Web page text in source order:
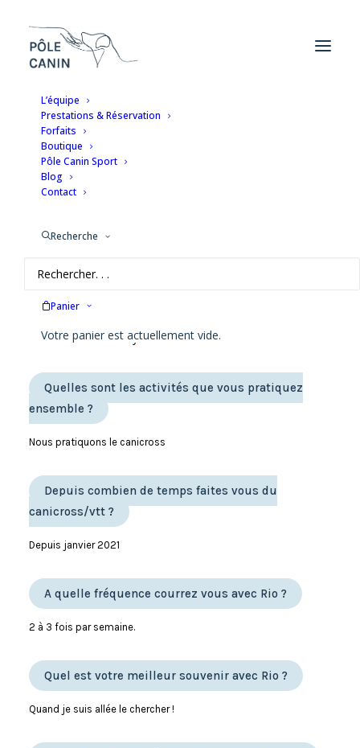
L’équipe
Prestations & Réservation
Forfaits
Boutique
Pôle Canin Sport
Blog
Contact
Recherche
Panier
Votre panier est actuellement vide.
ACCUEIL PORTFOLIO GAELLE & RIO
Gaelle & Rio
Quelle est la race de Rioi ?
C’est un American Bully
Quelles sont les activités que vous pratiquez
ensemble ?
Nous pratiquons le canicross
Depuis combien de temps faites vous du
canicross/vtt ?
Depuis janvier 2021
A quelle fréquence courrez vous avec Rio ?
2 à 3 fois par semaine.
Quel est votre meilleur souvenir avec Rio ?
Quand je suis allée le chercher !